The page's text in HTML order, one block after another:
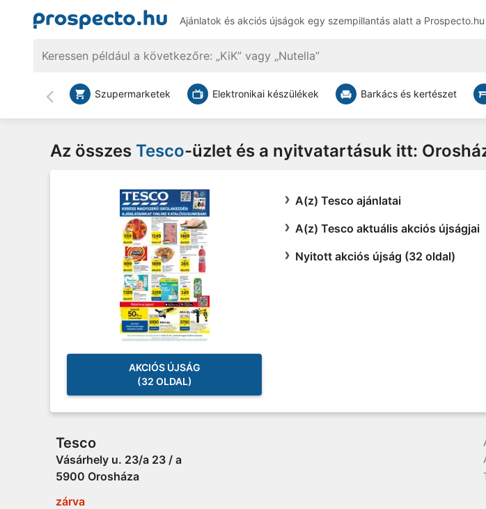
Ajánlatok és akciós újságok egy szempillantás alatt a Prospecto.hu
Vissza
Szupermarketek Elektronikai készülékek Barkács és kertészet
Az összes Tesco-üzlet és a nyitvatartásuk itt:
AKCIÓS ÚJSÁG
(32 OLDAL)
A(z) Tesco ajánlatai
A(z) Tesco aktuális akciós újságjai
Nyitott akciós újság (32 oldal)
Tesco
Vásárhely u. 23/a 23 / a
5900 Orosháza
zárva